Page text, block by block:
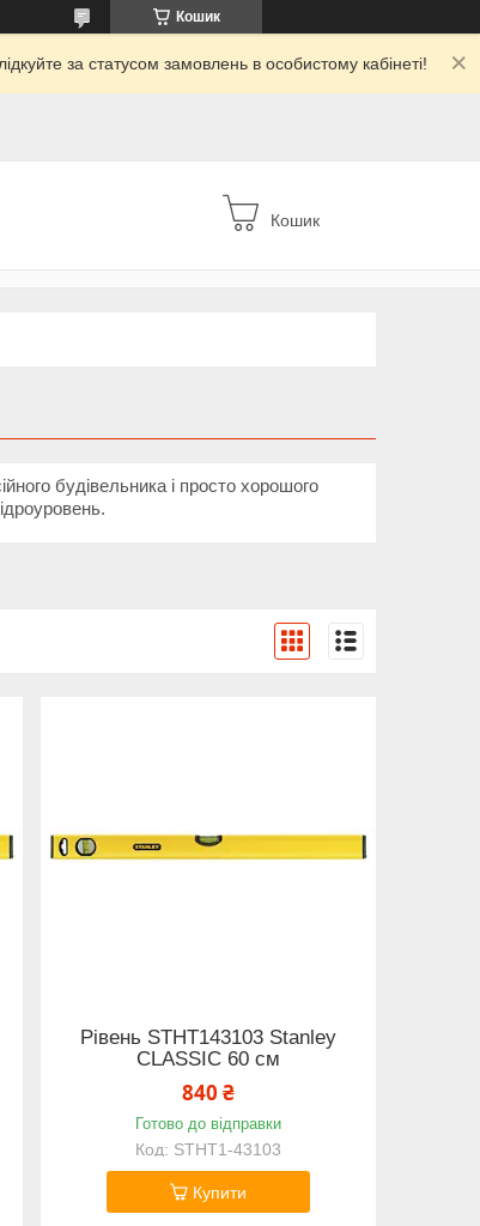
Кошик
за статусом замовлень в особистому кабінеті!
Кошик
будівельника і просто хорошого
Рівень STHT143103 Stanley
CLASSIC 60 см
840 ₴
Готово до відправки
STHT1-43103
Купити